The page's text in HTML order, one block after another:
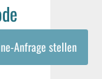
Anfrage stellen